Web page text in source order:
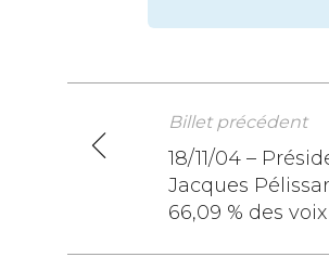
Navigation
l’article
Billet précédent
18/11/04 –
Jacques
66,09 % des voix